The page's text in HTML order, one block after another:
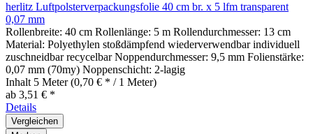
herlitz Luftpolsterverpackungsfolie 40 cm br. x 5 lfm transparent
0,07 mm
Rollenbreite: 40 cm Rollenlänge: 5 m Rollendurchmesser: 13 cm
Material: Polyethylen stoßdämpfend wiederverwendbar individuell
zuschneidbar recycelbar Noppendurchmesser: 9,5 mm Folienstärke:
0,07 mm (70my) Noppenschicht: 2-lagig
Inhalt 5 Meter(0,70 € * / 1 Meter)
ab 3,51 € *
Details
Vergleichen